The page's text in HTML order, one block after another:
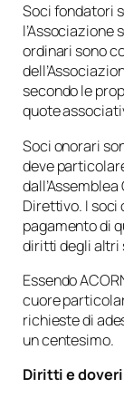
Soci fondatori
l’Associazione
ordinari sono
secondo le
quote
Soci onorari
deve
Direttivo. I soci
pagamento di
diritti degli altri
Essendo
cuore
richieste di
un centesimo.
Diritti e